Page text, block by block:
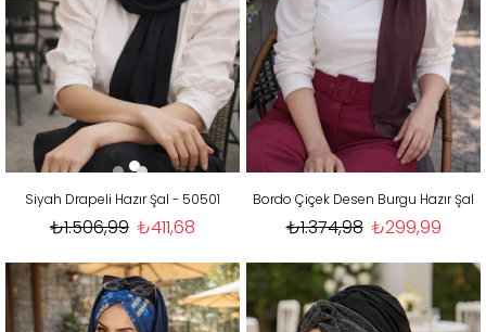
Siyah Drapeli Hazır Şal - 50501
₺411,68
₺1.506,99
Bordo Çiçek Desen Burgu Hazır Şal
₺299,99
₺1.374,98